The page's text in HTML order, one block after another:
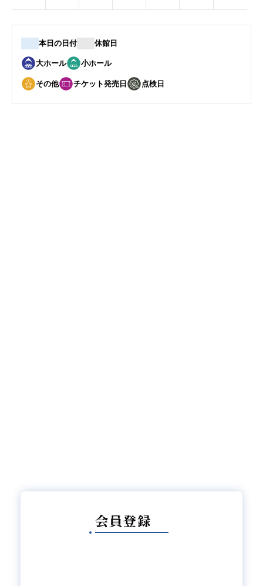
本日の日付 休館日
大ホール 小ホール
その他 チケット発売日 点検日
会員登録